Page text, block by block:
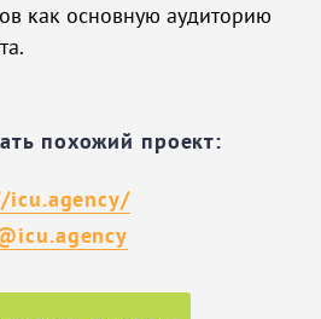
как основную аудиторию
похожий проект: